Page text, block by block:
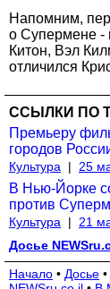
Напомним,
о Супермене -
Китон, Вэл
отличился
ССЫЛКИ ПО
Премьеру
городов
Культура | 25
В Нью-Йорке
против
Культура |
21
Досье
Начало • Досье •